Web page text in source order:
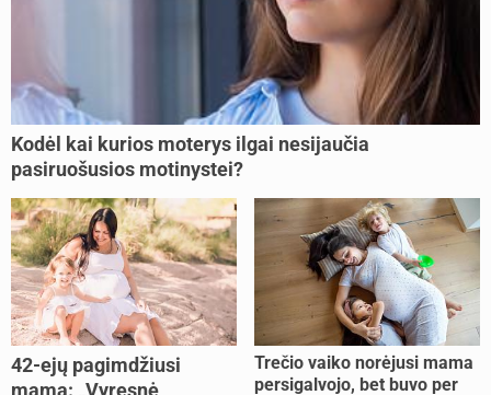
Kodėl kai kurios moterys ilgai nesijaučia
pasiruošusios motinystei?
42-ejų pagimdžiusi
mama: „Vyresnė
Trečio vaiko norėjusi mama
persigalvojo, bet buvo per